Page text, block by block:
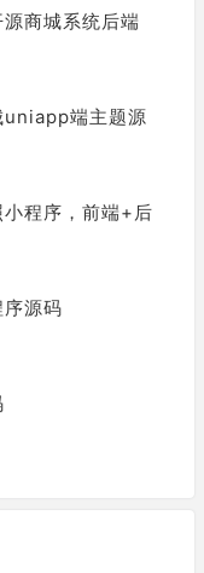
商城系统后端
uniapp端主题源
程序，前端+后
源码